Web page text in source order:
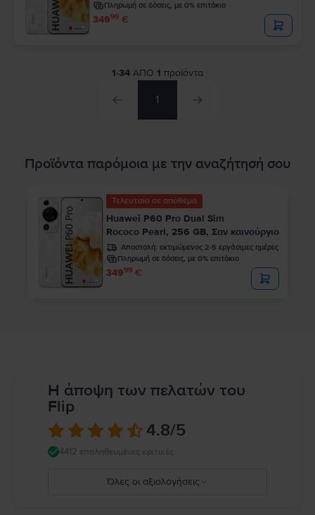
Πληρωμή σε δόσεις, με 0% επιτόκιο
34999 €
1-34 ΑΠΟ 1 προϊόντα
1
Προϊόντα παρόμοια με την αναζήτησή σου
Τελευταίο σε απόθεμα
Huawei P60 Pro Dual Sim
Rococo Pearl, 256 GB, Σαν καινούργιο
Αποστολή: εκτιμώμενος 2-5 εργάσιμες ημέρες
Πληρωμή σε δόσεις, με 0% επιτόκιο
34999 €
Η άποψη των πελατών του
Flip
4.8/5
4412 επαληθευμένες κριτικές
Όλες οι αξιολογήσεις